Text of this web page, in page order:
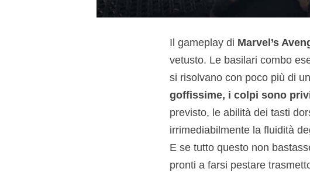
Il gameplay di Marvel’s
vetusto. Le basilari combo
si risolvano con poco più di
goffissime, i colpi sono
previsto, le abilità dei tasti
irrimediabilmente la fluidità
E se tutto questo non
pronti a farsi pestare